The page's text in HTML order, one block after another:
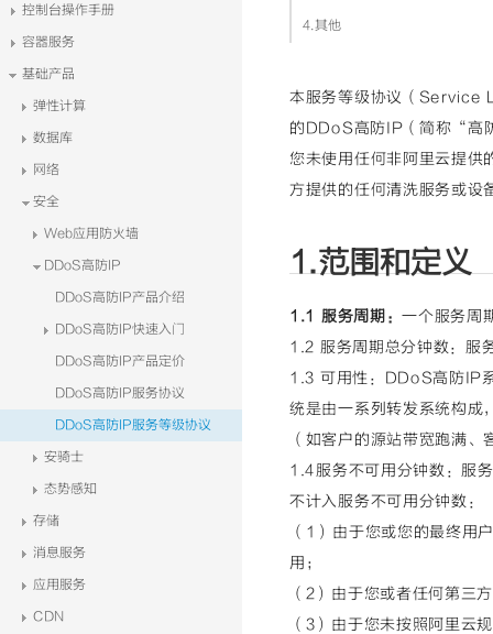
控制台操作手册
容器服务
基础产品
弹性计算
数据库
网络
安全
Web应用防火墙
DDoS高防IP
DDoS高防IP产品介绍
DDoS高防IP快速入门
DDoS高防IP产品定价
DDoS高防IP服务协议
DDoS高防IP服务等级协议
安骑士
态势感知
存储
消息服务
应用服务
CDN
4.其他
本服务等级协议（
的DDoS高防IP（简称“高
您未使用任何非阿里云提
方提供的任何清洗服务或设
1.范围和定义
1.1 服务周期：一个服务周
1.2 服务周期总分钟数：
1.3 可用性：DDoS高防IP
统是由一系列转发系统构成
（如客户的源站带宽跑满
1.4服务不可用分钟数：服
不计入服务不可用分钟数：
（1）由于您或您的最终用
用；
（2）由于您或者任何第三
（3）由于您未按照阿里云